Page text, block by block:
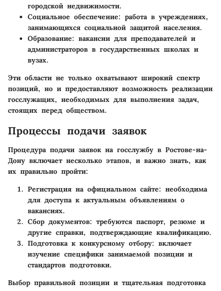
городской недвижимости.
Социальное обеспечение: работа в учреждениях,
занимающихся социальной защитой населения.
Образование: вакансии для преподавателей и
администраторов в государственных школах и
вузах.
Эти области не только охватывают широкий спектр
позиций, но и предоставляют возможность реализации
госслужащих, необходимых для выполнения задач,
стоящих перед обществом.
Процессы подачи заявок
Процедура подачи заявок на госслужбу в Ростове-на-
Дону включает несколько этапов, и важно знать, как
их правильно пройти:
Регистрация на официальном сайте: необходима
для доступа к актуальным объявлениям о
вакансиях.
Сбор документов: требуются паспорт, резюме и
другие справки, подтверждающие квалификацию.
Подготовка к конкурсному отбору: включает
изучение специфики занимаемой позиции и
стандартов подготовки.
Выбор правильной позиции и тщательная подготовка